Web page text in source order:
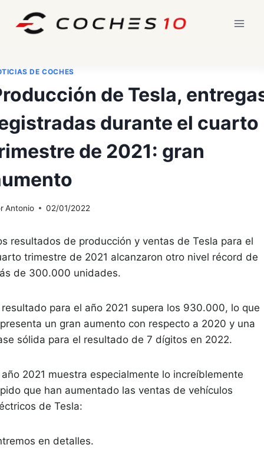
DE COCHES
de Tesla,
durante el cuarto
de 2021: gran
Antonio 02/01/2022
resultados de producción y ventas de Tesla para el
trimestre de 2021 alcanzaron otro nivel récord de
de 300.000 unidades.
resultado para el año 2021 supera los 930.000, lo que
un gran aumento con respecto a 2020 y una
sólida para el resultado de 7 dígitos en 2022.
año 2021 muestra especialmente lo increíblemente
que han aumentado las ventas de vehículos
de Tesla:
en detalles.